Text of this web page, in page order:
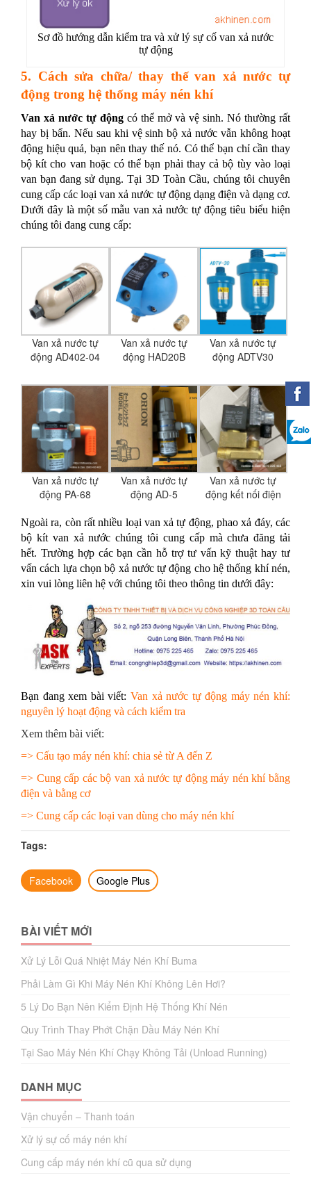
Sơ đồ hướng dẫn kiểm tra và xử lý sự cố van xả nước
tự động
5. Cách sửa chữa/ thay thế van xả nước tự
động trong hệ thống máy nén khí
Van xả nước tự động có thể mở và vệ sinh. Nó thường rất
hay bị bẩn. Nếu sau khi vệ sinh bộ xả nước vẫn không hoạt
động hiệu quả, bạn nên thay thế nó. Có thể bạn chỉ cần thay
bộ kít cho van hoặc có thể bạn phải thay cả bộ tùy vào loại
van bạn đang sử dụng. Tại 3D Toàn Cầu, chúng tôi chuyên
cung cấp các loại van xả nước tự động dạng điện và dạng cơ.
Dưới đây là một số mẫu van xả nước tự động tiêu biểu hiện
chúng tôi đang cung cấp:
Van xả nước tự
động AD402-04
Van xả nước tự
động HAD20B
Van xả nước tự
động ADTV30
Van xả nước tự
động PA-68
Van xả nước tự
động AD-5
Van xả nước tự
động kết nối điện
Ngoài ra, còn rất nhiều loại van xả tự động, phao xả đáy, các
bộ kít van xả nước chúng tôi cung cấp mà chưa đăng tải
hết. Trường hợp các bạn cần hỗ trợ tư vấn kỹ thuật hay tư
vấn cách lựa chọn bộ xả nước tự động cho hệ thống khí nén,
xin vui lòng liên hệ với chúng tôi theo thông tin dưới đây:
Bạn đang xem bài viết: Van xả nước tự động máy nén khí:
nguyên lý hoạt động và cách kiểm tra
Xem thêm bài viết:
=> Cấu tạo máy nén khí: chia sẻ từ A đến Z
=> Cung cấp các bộ van xả nước tự động máy nén khí bằng
điện và bằng cơ
=> Cung cấp các loại van dùng cho máy nén khí
Tags:
Facebook Google Plus
BÀI VIẾT MỚI
Xử Lý Lỗi Quá Nhiệt Máy Nén Khí Buma
Phải Làm Gì Khi Máy Nén Khí Không Lên Hơi?
5 Lý Do Bạn Nên Kiểm Định Hệ Thống Khí Nén
Quy Trình Thay Phớt Chặn Dầu Máy Nén Khí
Tại Sao Máy Nén Khí Chạy Không Tải (Unload Running)
DANH MỤC
Vận chuyển – Thanh toán
Xử lý sự cố máy nén khí
Cung cấp máy nén khí cũ qua sử dụng